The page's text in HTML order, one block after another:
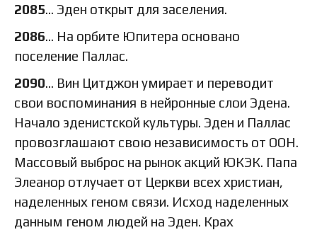
2085… Эден открыт для заселения.
2086… На орбите Юпитера основано
поселение Паллас.
2090… Вин Цитджон умирает и переводит
свои воспоминания в нейронные слои Эдена.
Начало эденистской культуры. Эден и Паллас
провозглашают свою независимость от ООН.
Массовый выброс на рынок акций ЮКЭК. Папа
Элеанор отлучает от Церкви всех христиан,
наделенных геном связи. Исход наделенных
данным геном людей на Эден. Крах